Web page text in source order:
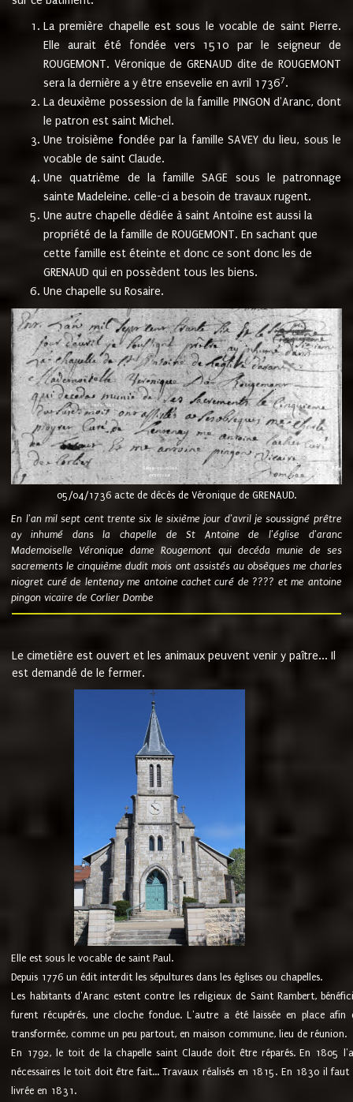
La première chapelle est sous le vocable de saint Pierre.
Elle aurait été fondée vers 1510 par le seigneur de
ROUGEMONT. Véronique de GRENAUD dite de ROUGEMONT
sera la dernière a y être ensevelie en avril 17367.
La deuxième possession de la famille PINGON d'Aranc, dont
le patron est saint Michel.
Une troisième fondée par la famille SAVEY du lieu, sous le
vocable de saint Claude.
Une quatrième de la famille SAGE sous le patronnage
sainte Madeleine. celle-ci a besoin de travaux rugent.
Une autre chapelle dédiée à saint Antoine est aussi la
propriété de la famille de ROUGEMONT. En sachant que
cette famille est éteinte et donc ce sont donc les de
GRENAUD qui en possèdent tous les biens.
Une chapelle su Rosaire.
05/04/1736 acte de décès de Véronique de GRENAUD.
En l'an mil sept cent trente six le sixième jour d'avril je soussigné prêtre
ay inhumé dans la chapelle de St Antoine de l'église d'aranc
Mademoiselle Véronique dame Rougemont qui decéda munie de ses
sacrements le cinquième dudit mois ont assistés au obsèques me charles
niogret curé de lentenay me antoine cachet curé de ???? et me antoine
pingon vicaire de Corlier Dombe
Le cimetière est ouvert et les animaux peuvent venir y paître... Il
est demandé de le fermer.
Elle est sous le vocable de saint Paul.
Depuis 1776 un édit interdit les sépultures dans les églises ou chapelles.
Les habitants d'Aranc estent contre les religieux de Saint Rambert,
furent récupérés, une cloche fondue. L'autre a été laissée en place
transformée, comme un peu partout, en maison commune, lieu de réunion.
En 1792, le toit de la chapelle saint Claude doit être réparés. En 1805
nécessaires le toit doit être fait... Travaux réalisés en 1815. En 1830 il
livrée en 1831.